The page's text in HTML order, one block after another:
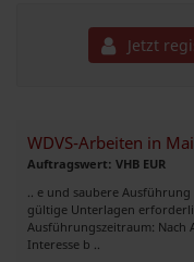
Jetzt
Auftragswert: VHB EUR
.. e und saubere
gültige Unterlagen
Ausführungszeitraum: Nach
Interesse b ..